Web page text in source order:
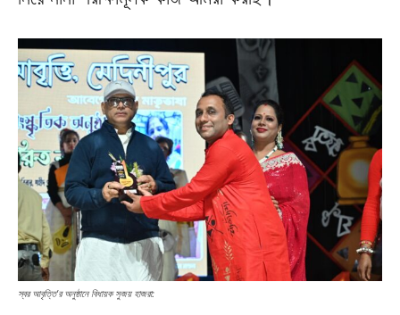
স্বর আবৃত্তি’র অনুষ্ঠানে বিধায়ক সুজয় হাজরা: